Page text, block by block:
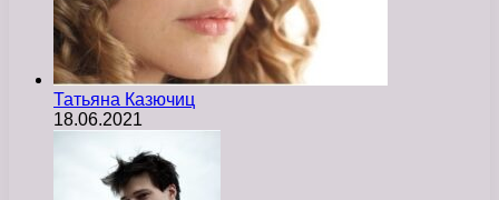
Татьяна Казючиц
18.06.2021